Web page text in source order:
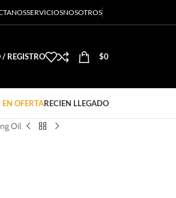
SERVICIOSNOSOTROS
/ REGISTRO $0
EN OFERTARECIEN LLEGADO
Oil